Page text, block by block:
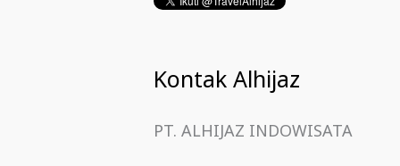
Kontak Alhijaz
PT. ALHIJAZ INDOWISATA